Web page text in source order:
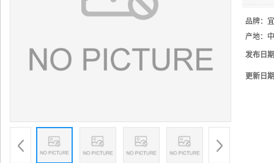
品牌：
产地：
发布日
更新日